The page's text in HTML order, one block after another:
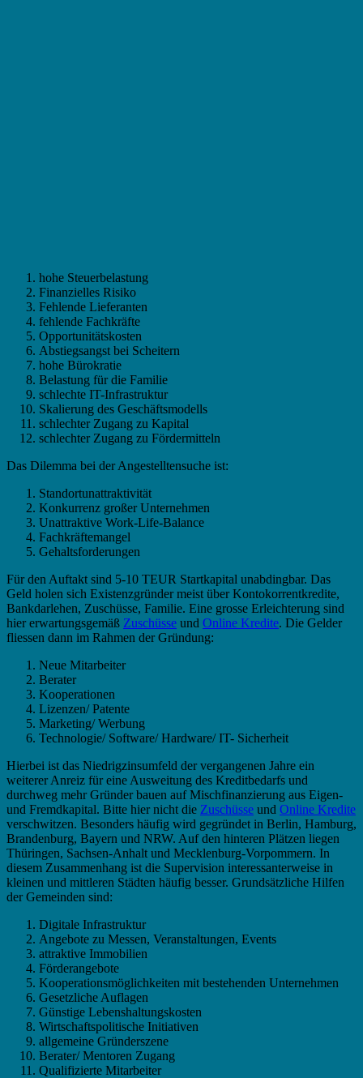
hohe Steuerbelastung
Finanzielles Risiko
Fehlende Lieferanten
fehlende Fachkräfte
Opportunitätskosten
Abstiegsangst bei Scheitern
hohe Bürokratie
Belastung für die Familie
schlechte IT-Infrastruktur
Skalierung des Geschäftsmodells
schlechter Zugang zu Kapital
schlechter Zugang zu Fördermitteln
Das Dilemma bei der Angestelltensuche ist:
Standortunattraktivität
Konkurrenz großer Unternehmen
Unattraktive Work-Life-Balance
Fachkräftemangel
Gehaltsforderungen
Für den Auftakt sind 5-10 TEUR Startkapital unabdingbar. Das
Geld holen sich Existenzgründer meist über Kontokorrentkredite,
Bankdarlehen, Zuschüsse, Familie. Eine grosse Erleichterung sind
hier erwartungsgemäß Zuschüsse und Online Kredite. Die Gelder
fliessen dann im Rahmen der Gründung:
Neue Mitarbeiter
Berater
Kooperationen
Lizenzen/ Patente
Marketing/ Werbung
Technologie/ Software/ Hardware/ IT- Sicherheit
Hierbei ist das Niedrigzinsumfeld der vergangenen Jahre ein
weiterer Anreiz für eine Ausweitung des Kreditbedarfs und
durchweg mehr Gründer bauen auf Mischfinanzierung aus Eigen-
und Fremdkapital. Bitte hier nicht die Zuschüsse und Online Kredite
verschwitzen. Besonders häufig wird gegründet in Berlin, Hamburg,
Brandenburg, Bayern und NRW. Auf den hinteren Plätzen liegen
Thüringen, Sachsen-Anhalt und Mecklenburg-Vorpommern. In
diesem Zusammenhang ist die Supervision interessanterweise in
kleinen und mittleren Städten häufig besser. Grundsätzliche Hilfen
der Gemeinden sind:
Digitale Infrastruktur
Angebote zu Messen, Veranstaltungen, Events
attraktive Immobilien
Förderangebote
Kooperationsmöglichkeiten mit bestehenden Unternehmen
Gesetzliche Auflagen
Günstige Lebenshaltungskosten
Wirtschaftspolitische Initiativen
allgemeine Gründerszene
Berater/ Mentoren Zugang
Qualifizierte Mitarbeiter